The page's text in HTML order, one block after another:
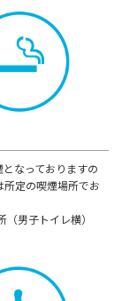
なっておりますの
所定の喫煙場所でお
（男⼦トイレ横）